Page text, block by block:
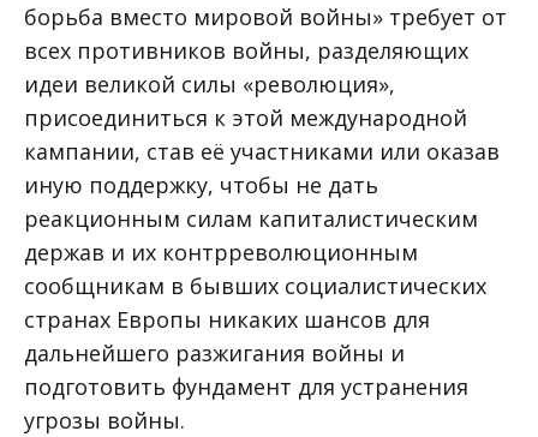
борьба вместо мировой войны» требует от
всех противников войны, разделяющих
идеи великой силы «революция»,
присоединиться к этой международной
кампании, став её участниками или оказав
иную поддержку, чтобы не дать
реакционным силам капиталистическим
держав и их контрреволюционным
сообщникам в бывших социалистических
странах Европы никаких шансов для
дальнейшего разжигания войны и
подготовить фундамент для устранения
угрозы войны.